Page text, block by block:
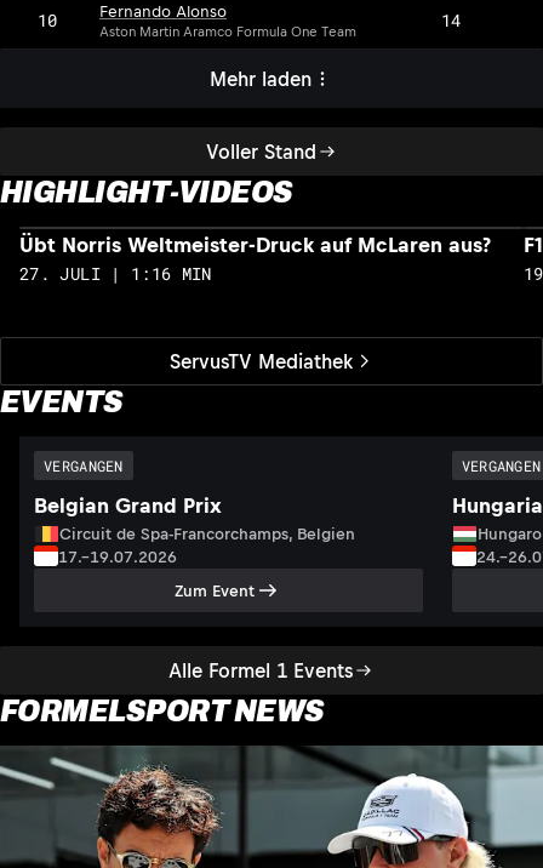
Voller Stand
10 Fernando Alonso
Aston Martin Aramco Formula One Team 14
Mehr laden
HIGHLIGHT-VIDEOS
ServusTV Mediathek
Übt Norris Weltmeister-Druck auf McLaren aus?
27. JULI | 1:16 MIN
EVENTS
Alle Formel 1 Events
VERGANGEN
Belgian Grand Prix
Circuit de Spa-Francorchamps, Belgien
17.–19.07.2026
Zum Event
VERGANGEN
FORMELSPORT NEWS